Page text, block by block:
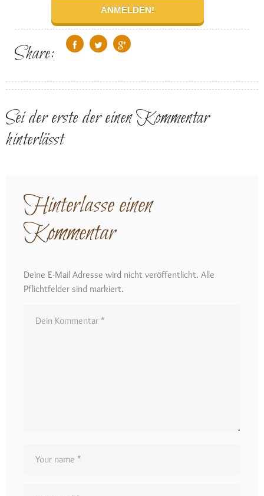
Share:
Sei der erste der einen Kommentar
hinterlässt
Hinterlasse einen
Kommentar
Deine E-Mail Adresse wird nicht veröffentlicht. Alle
Pflichtfelder sind markiert.